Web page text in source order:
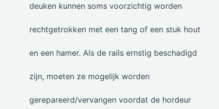
deuken kunnen soms voorzichtig worden
rechtgetrokken met een tang of een stuk hout
en een hamer. Als de rails ernstig beschadigd
zijn, moeten ze mogelijk worden
gerepareerd/vervangen voordat de hordeur